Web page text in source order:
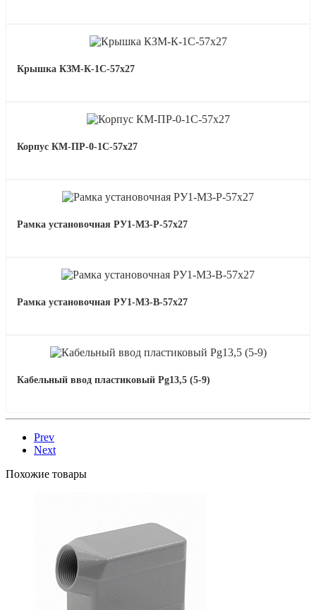
Крышка КЗМ-К-1С-57х27
Корпус КМ-ПР-0-1С-57х27
Рамка установочная РУ1-М3-Р-57х27
Рамка установочная РУ1-М3-В-57х27
Кабельный ввод пластиковый Pg13,5 (5-9)
Prev
Next
Похожие товары